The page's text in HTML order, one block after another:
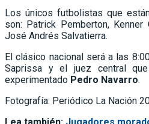
José Andrés Salvatierra.
El clásico nacional será a las
experimentadoPedro Navarro.
Fotografía: Periódico La Nación
Lea también:Jugadores